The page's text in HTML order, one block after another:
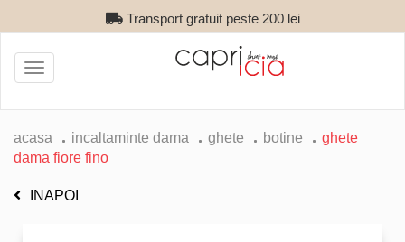
Transport gratuit peste 200 lei
Toggle
navigation
acasa incaltaminte dama ghete botine
ghete
dama fiore fino
INAPOI